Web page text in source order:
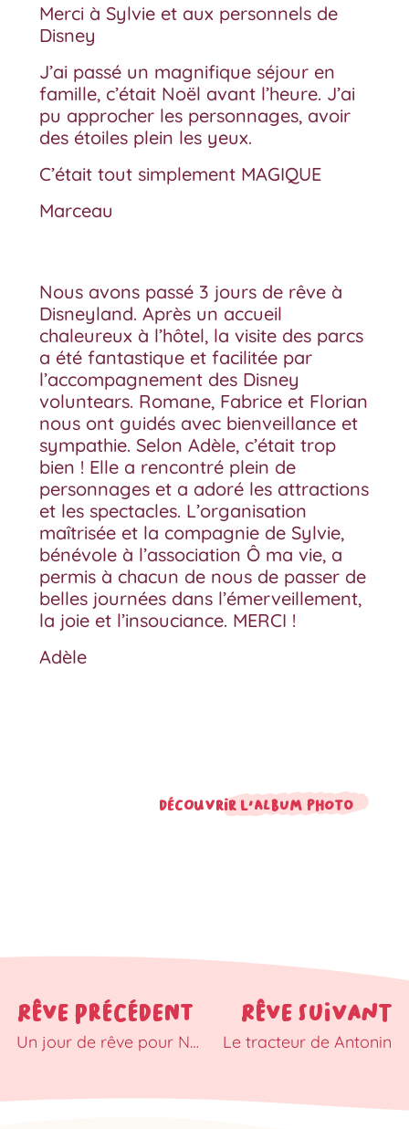
Merci à Sylvie et aux personnels de
Disney
J’ai passé un magnifique séjour en
famille, c’était Noël avant l’heure. J’ai
pu approcher les personnages, avoir
des étoiles plein les yeux.
C’était tout simplement MAGIQUE
Marceau
Nous avons passé 3 jours de rêve à
Disneyland. Après un accueil
chaleureux à l’hôtel, la visite des parcs
a été fantastique et facilitée par
l’accompagnement des Disney
voluntears. Romane, Fabrice et Florian
nous ont guidés avec bienveillance et
sympathie. Selon Adèle, c’était trop
bien ! Elle a rencontré plein de
personnages et a adoré les attractions
et les spectacles. L’organisation
maîtrisée et la compagnie de Sylvie,
bénévole à l’association Ô ma vie, a
permis à chacun de nous de passer de
belles journées dans l’émerveillement,
la joie et l’insouciance. MERCI !
Adèle
Découvrir l'album photo
RÊVE PRÉCÉDENT
Un jour de rêve pour Naïma…
RÊVE SUIVANT
Le tracteur de Antonin